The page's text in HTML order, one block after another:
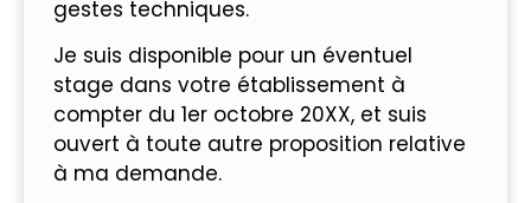
gestes techniques.
Je suis disponible pour un éventuel
stage dans votre établissement à
compter du 1er octobre 20XX, et suis
ouvert à toute autre proposition relative
à ma demande.